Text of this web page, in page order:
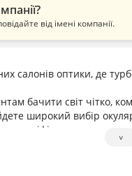
від імені компанії.
салонів оптики, де
бачити світ чітко,
широкий вибір
кваліфіковану
та індивідуально
˅